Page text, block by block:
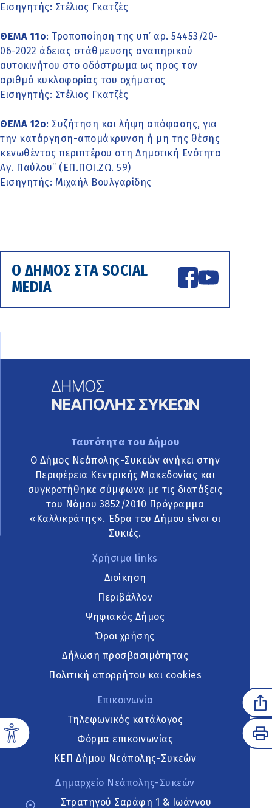
Εισηγητής: Στέλιος Γκατζές
ΘΕΜΑ 11o: Τροποποίηση της υπ’ αρ. 54453/20-
06-2022 άδειας στάθμευσης αναπηρικού
αυτοκινήτου στο οδόστρωμα ως προς τον
αριθμό κυκλοφορίας του οχήματος
Εισηγητής: Στέλιος Γκατζές
ΘΕΜΑ 12ο: Συζήτηση και λήψη απόφασης, για
την κατάργηση-απομάκρυνση ή μη της θέσης
κενωθέντος περιπτέρου στη Δημοτική Ενότητα
Αγ. Παύλου” (ΕΠ.ΠΟΙ.ΖΩ. 59)
Εισηγητής: Μιχαήλ Βουλγαρίδης
Ο ΔΗΜΟΣ ΣΤΑ SOCIAL
MEDIA
Ταυτότητα του Δήμου
Ο Δήμος Νεάπολης-Συκεών ανήκει στην
Περιφέρεια Κεντρικής Μακεδονίας και
συγκροτήθηκε σύμφωνα με τις διατάξεις
του Νόμου 3852/2010 Πρόγραμμα
«Καλλικράτης». Έδρα του Δήμου είναι οι
Συκιές.
Χρήσιμα links
Διοίκηση
Περιβάλλον
Ψηφιακός Δήμος
Όροι χρήσης
Δήλωση προσβασιμότητας
Πολιτική απορρήτου και cookies
Επικοινωνία
Τηλεφωνικός κατάλογος
Φόρμα επικοινωνίας
ΚΕΠ Δήμου Νεάπολης-Συκεών
Δημαρχείο Νεάπολης-Συκεών
Στρατηγού Σαράφη 1 & Ιωάννου